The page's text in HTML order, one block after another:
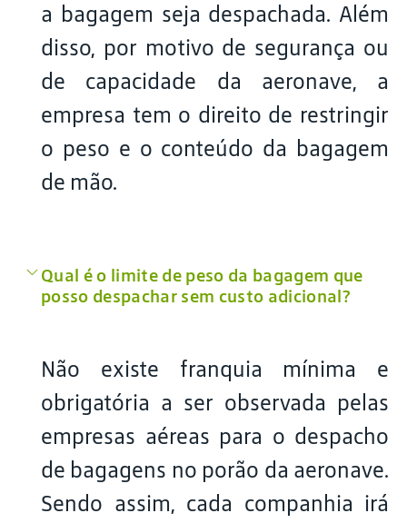
a bagagem seja despachada. Além
disso, por motivo de segurança ou
de capacidade da aeronave, a
empresa tem o direito de restringir
o peso e o conteúdo da bagagem
de mão.
Qual é o limite de peso da bagagem que
posso despachar sem custo adicional?
Não existe franquia mínima e
obrigatória a ser observada pelas
empresas aéreas para o despacho
de bagagens no porão da aeronave.
Sendo assim, cada companhia irá